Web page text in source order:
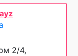
2/4,